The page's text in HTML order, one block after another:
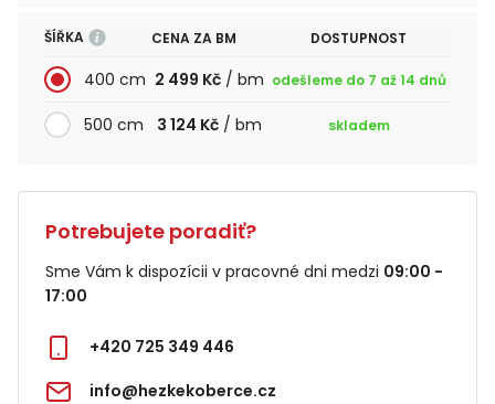
ŠÍŘKA CENA ZA BM DOSTUPNOST
400 cm 2 499 Kč/ bm odešleme do 7 až 14 dnů
500 cm 3 124 Kč/ bm skladem
Potrebujete poradiť?
Sme Vám k dispozícii v pracovné dni medzi 09:00 -
17:00
+420 725 349 446
info@hezkekoberce.cz